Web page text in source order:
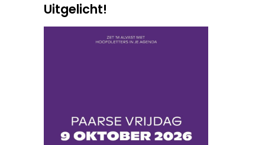
Uitgelicht!